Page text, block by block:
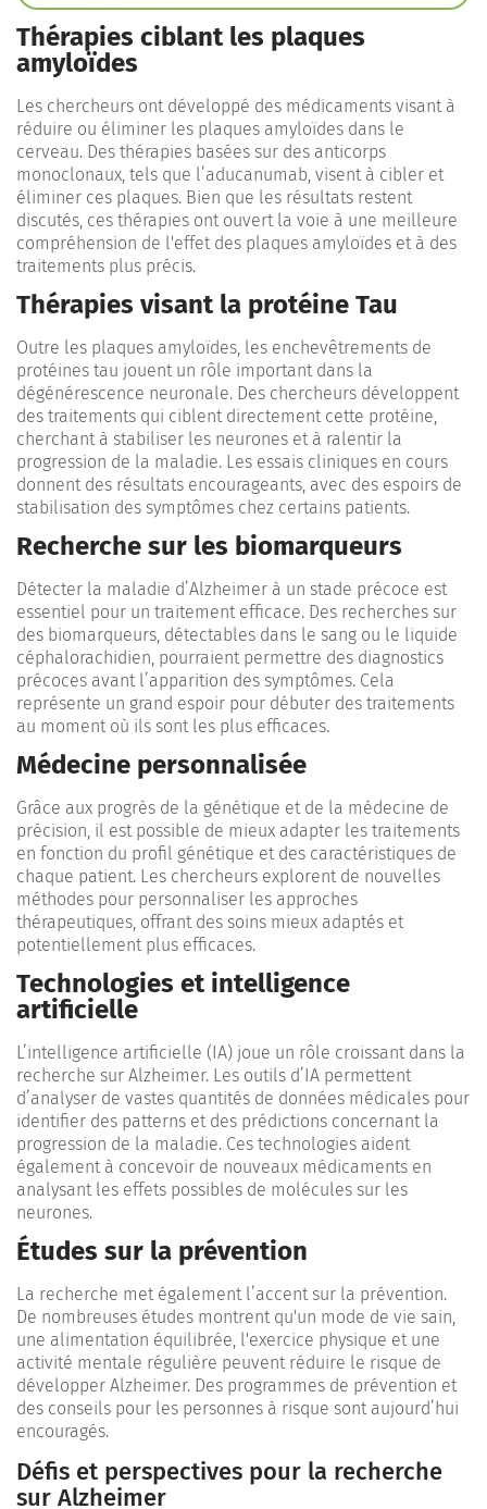
Thérapies ciblant les plaques
amyloïdes
Les chercheurs ont développé des médicaments visant à
réduire ou éliminer les plaques amyloïdes dans le
cerveau. Des thérapies basées sur des anticorps
monoclonaux, tels que l’aducanumab, visent à cibler et
éliminer ces plaques. Bien que les résultats restent
discutés, ces thérapies ont ouvert la voie à une meilleure
compréhension de l'effet des plaques amyloïdes et à des
traitements plus précis.
Thérapies visant la protéine Tau
Outre les plaques amyloïdes, les enchevêtrements de
protéines tau jouent un rôle important dans la
dégénérescence neuronale. Des chercheurs développent
des traitements qui ciblent directement cette protéine,
cherchant à stabiliser les neurones et à ralentir la
progression de la maladie. Les essais cliniques en cours
donnent des résultats encourageants, avec des espoirs de
stabilisation des symptômes chez certains patients.
Recherche sur les biomarqueurs
Détecter la maladie d’Alzheimer à un stade précoce est
essentiel pour un traitement efficace. Des recherches sur
des biomarqueurs, détectables dans le sang ou le liquide
céphalorachidien, pourraient permettre des diagnostics
précoces avant l’apparition des symptômes. Cela
représente un grand espoir pour débuter des traitements
au moment où ils sont les plus efficaces.
Médecine personnalisée
Grâce aux progrès de la génétique et de la médecine de
précision, il est possible de mieux adapter les traitements
en fonction du profil génétique et des caractéristiques de
chaque patient. Les chercheurs explorent de nouvelles
méthodes pour personnaliser les approches
thérapeutiques, offrant des soins mieux adaptés et
potentiellement plus efficaces.
Technologies et intelligence
artificielle
L’intelligence artificielle (IA) joue un rôle croissant dans la
recherche sur Alzheimer. Les outils d’IA permettent
d’analyser de vastes quantités de données médicales pour
identifier des patterns et des prédictions concernant la
progression de la maladie. Ces technologies aident
également à concevoir de nouveaux médicaments en
analysant les effets possibles de molécules sur les
neurones.
Études sur la prévention
La recherche met également l’accent sur la prévention.
De nombreuses études montrent qu'un mode de vie sain,
une alimentation équilibrée, l'exercice physique et une
activité mentale régulière peuvent réduire le risque de
développer Alzheimer. Des programmes de prévention et
des conseils pour les personnes à risque sont aujourd’hui
encouragés.
Défis et perspectives pour la recherche
sur Alzheimer